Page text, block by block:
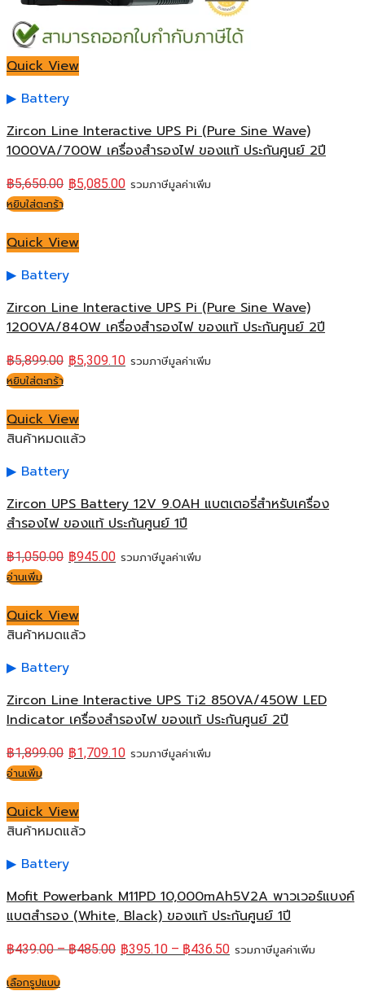
Quick View
Battery
Zircon Line Interactive UPS Pi (Pure Sine Wave)
1000VA/700W เครื่องสำรองไฟ ของแท้ ประกันศูนย์ 2ปี
฿5,650.00 ฿5,085.00 รวมภาษีมูลค่าเพิ่ม
หยิบใส่ตะกร้า
Quick View
Battery
Zircon Line Interactive UPS Pi (Pure Sine Wave)
1200VA/840W เครื่องสำรองไฟ ของแท้ ประกันศูนย์ 2ปี
฿5,899.00 ฿5,309.10 รวมภาษีมูลค่าเพิ่ม
หยิบใส่ตะกร้า
Quick View
สินค้าหมดแล้ว
Battery
Zircon UPS Battery 12V 9.0AH แบตเตอรี่สำหรับเครื่อง
สำรองไฟ ของแท้ ประกันศูนย์ 1ปี
฿1,050.00 ฿945.00 รวมภาษีมูลค่าเพิ่ม
อ่านเพิ่ม
Quick View
สินค้าหมดแล้ว
Battery
Zircon Line Interactive UPS Ti2 850VA/450W LED
Indicator เครื่องสำรองไฟ ของแท้ ประกันศูนย์ 2ปี
฿1,899.00 ฿1,709.10 รวมภาษีมูลค่าเพิ่ม
อ่านเพิ่ม
Quick View
สินค้าหมดแล้ว
Battery
Mofit Powerbank M11PD 10,000mAh5V2A พาวเวอร์แบงค์
แบตสำรอง (White, Black) ของแท้ ประกันศูนย์ 1ปี
฿439.00–฿485.00 ฿395.10 – ฿436.50 รวมภาษีมูลค่าเพิ่ม
เลือกรูปแบบ